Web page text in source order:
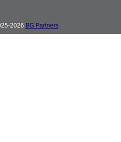
2026 BG Partners